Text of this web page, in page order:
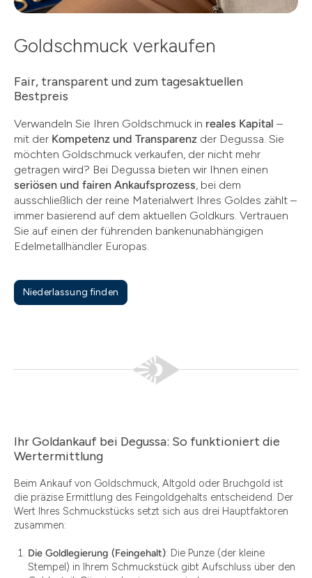
Goldschmuck verkaufen
Fair, transparent und zum tagesaktuellen
Bestpreis
Verwandeln Sie Ihren Goldschmuck in reales Kapital –
mit der Kompetenz und Transparenz der Degussa. Sie
möchten Goldschmuck verkaufen, der nicht mehr
getragen wird? Bei Degussa bieten wir Ihnen einen
seriösen und fairen Ankaufsprozess, bei dem
ausschließlich der reine Materialwert Ihres Goldes zählt –
immer basierend auf dem aktuellen Goldkurs. Vertrauen
Sie auf einen der führenden bankenunabhängigen
Edelmetallhändler Europas.
Niederlassung finden
Ihr Goldankauf bei Degussa: So funktioniert die
Wertermittlung
Beim Ankauf von Goldschmuck, Altgold oder Bruchgold ist
die präzise Ermittlung des Feingoldgehalts entscheidend. Der
Wert Ihres Schmuckstücks setzt sich aus drei Hauptfaktoren
zusammen:
Die Goldlegierung (Feingehalt): Die Punze (der kleine
Stempel) in Ihrem Schmuckstück gibt Aufschluss über den